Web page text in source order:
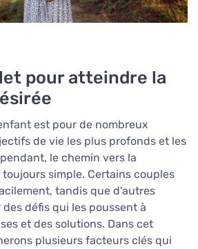
pour atteindre la
est pour de nombreux
de vie les plus profonds et les
le chemin vers la
simple. Certains couples
tandis que d'autres
défis qui les poussent à
et des solutions. Dans cet
plusieurs facteurs clés qui